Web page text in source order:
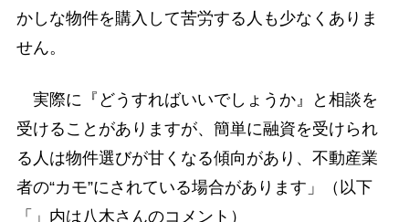
かしな物件を購入して苦労する人も少なくありま
せん。
実際に『どうすればいいでしょうか』と相談を
受けることがありますが、簡単に融資を受けられ
る人は物件選びが甘くなる傾向があり、不動産業
者の“カモ”にされている場合があります」（以下
「」内は八木さんのコメント）